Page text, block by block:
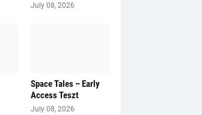
July 08, 2026
Space Tales – Early
Access Teszt
July 08, 2026